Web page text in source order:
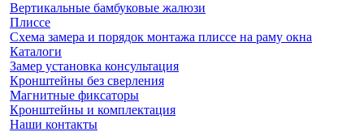
Вертикальные бамбуковые жалюзи
Плиссе
Схема замера и порядок монтажа плиссе на раму окна
Каталоги
Замер установка консультация
Кронштейны без сверления
Магнитные фиксаторы
Кронштейны и комплектация
Наши контакты